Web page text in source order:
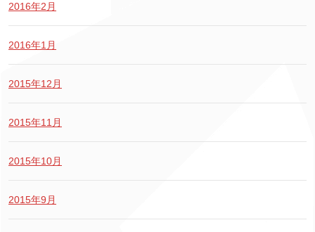
2016年2月
2016年1月
2015年12月
2015年11月
2015年10月
2015年9月